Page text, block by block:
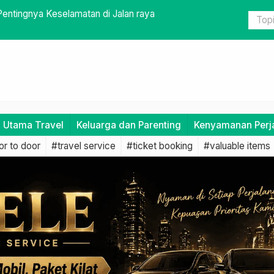
Keselamatan di Jalan raya
Utama Travel Keluarga dan Parenting Kenyamanan
to door #travel service #ticket booking #valuable items